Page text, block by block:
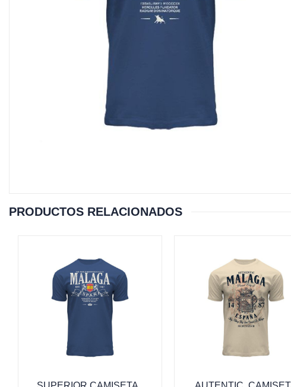
PRODUCTOS RELACIONADOS